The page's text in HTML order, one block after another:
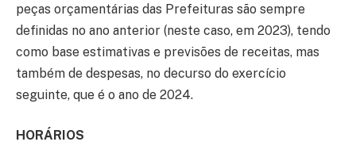
peças orçamentárias das Prefeituras são sempre
definidas no ano anterior (neste caso, em 2023), tendo
como base estimativas e previsões de receitas, mas
também de despesas, no decurso do exercício
seguinte, que é o ano de 2024.
HORÁRIOS